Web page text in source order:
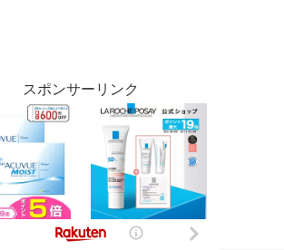
スポンサーリンク